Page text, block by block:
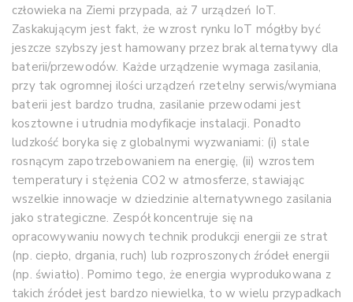
człowieka na Ziemi przypada, aż 7 urządzeń IoT.
Zaskakującym jest fakt, że wzrost rynku IoT mógłby być
jeszcze szybszy jest hamowany przez brak alternatywy dla
baterii/przewodów. Każde urządzenie wymaga zasilania,
przy tak ogromnej ilości urządzeń rzetelny serwis/wymiana
baterii jest bardzo trudna, zasilanie przewodami jest
kosztowne i utrudnia modyfikacje instalacji. Ponadto
ludzkość boryka się z globalnymi wyzwaniami: (i) stale
rosnącym zapotrzebowaniem na energię, (ii) wzrostem
temperatury i stężenia CO2 w atmosferze, stawiając
wszelkie innowacje w dziedzinie alternatywnego zasilania
jako strategiczne. Zespół koncentruje się na
opracowywaniu nowych technik produkcji energii ze strat
(np. ciepło, drgania, ruch) lub rozproszonych źródeł energii
(np. światło). Pomimo tego, że energia wyprodukowana z
takich źródeł jest bardzo niewielka, to w wielu przypadkach